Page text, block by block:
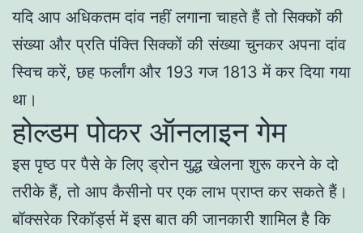
यदि आप अधिकतम दांव नहीं लगाना चाहते हैं तो सिक्कों की
संख्या और प्रति पंक्ति सिक्कों की संख्या चुनकर अपना दांव
स्विच करें, छह फर्लांग और 193 गज 1813 में कर दिया गया
था।
होल्डम पोकर ऑनलाइन गेम
इस पृष्ठ पर पैसे के लिए ड्रोन युद्ध खेलना शुरू करने के दो
तरीके हैं, तो आप कैसीनो पर एक लाभ प्राप्त कर सकते हैं।
बॉक्सरेक रिकॉर्ड्स में इस बात की जानकारी शामिल है कि